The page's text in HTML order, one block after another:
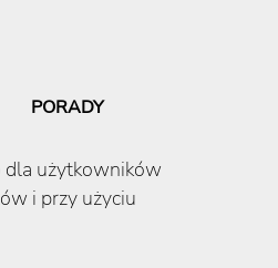
PORADY
dla użytkowników
i przy użyciu